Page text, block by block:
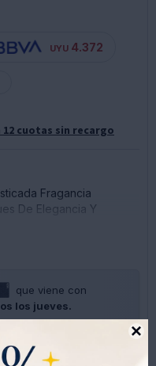

UYU 4.372
cuotas sin recargo
Fragancia
De Elegancia Y
Jazmín
Pachulí Y Vainilla
que viene con
los jueves.